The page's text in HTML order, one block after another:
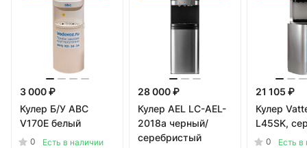
3 000 ₽
Кулер Б/У ABC
V170E белый
0
Есть в наличии
28 000 ₽
Кулер AEL LC-AEL-
2018a черный/
серебристый
21 105 ₽
Кулер
L45SK,
0
Есть в